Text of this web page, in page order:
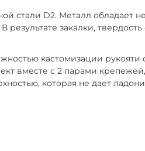
стали D2. Металл обладает
закалки, твердость
кастомизации
вместе с 2 парами
которая не дает